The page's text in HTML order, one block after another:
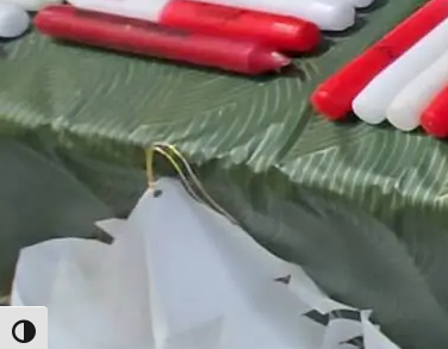
Umschalten auf hohe Kontraste